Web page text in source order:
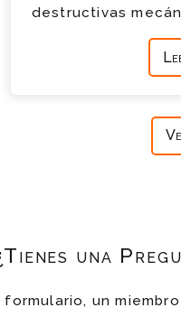
destructivas
una
un